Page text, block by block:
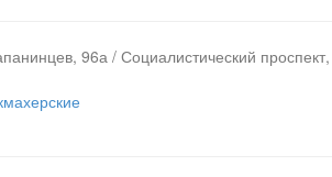
96а / Социалистический